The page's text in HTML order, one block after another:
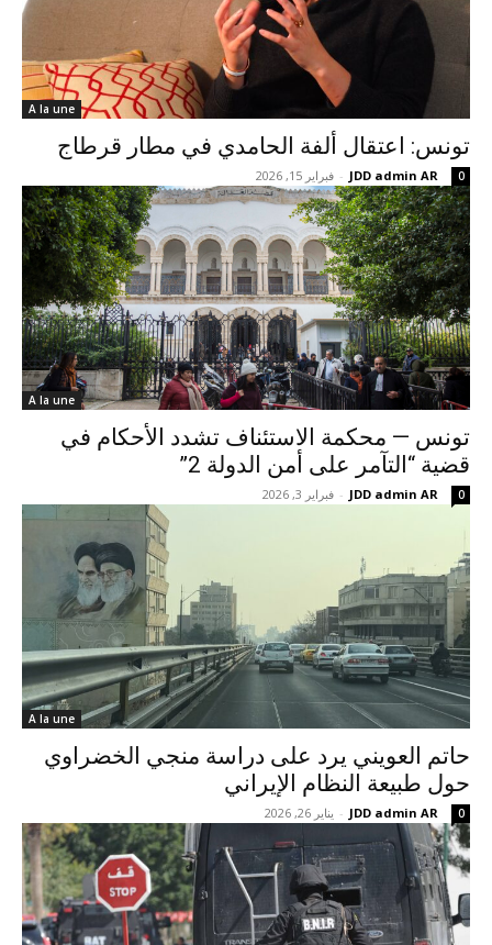
A la une
تونس: اعتقال ألفة الحامدي في مطار قرطاج
JDD admin AR
- فبراير 15, 2026 0
A la une
تونس — محكمة الاستئناف تشدد الأحكام في
قضية “التآمر على أمن الدولة 2”
JDD admin AR
- فبراير 3, 2026 0
A la une
حاتم العويني يرد على دراسة منجي الخضراوي
حول طبيعة النظام الإيراني
JDD admin AR
- يناير 26, 2026 0